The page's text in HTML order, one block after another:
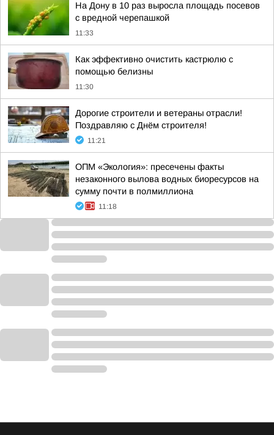
На Дону в 10 раз выросла площадь посевов
с вредной черепашкой
11:33
Как эффективно очистить кастрюлю с
помощью белизны
11:30
Дорогие строители и ветераны отрасли!
Поздравляю с Днём строителя!
11:21
ОПМ «Экология»: пресечены факты
незаконного вылова водных биоресурсов на
сумму почти в полмиллиона
11:18